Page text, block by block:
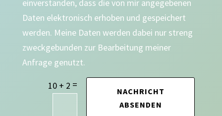
einverstanden, dass die von mir angegebenen
Daten elektronisch erhoben und gespeichert
werden. Meine Daten werden dabei nur streng
zweckgebunden zur Bearbeitung meiner
Anfrage genutzt.
10 + 2 =
NACHRICHT
ABSENDEN